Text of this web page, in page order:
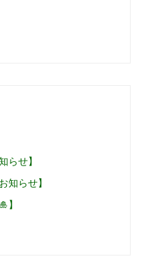
らせ】
知らせ】
】